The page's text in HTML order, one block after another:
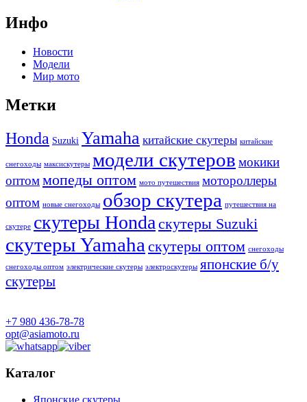
Инфо
Новости
Модели
Мир мото
Метки
Honda Suzuki Yamaha китайские скутеры китайские
снегоходы максискутеры модели скутеров мокики
оптоммопеды оптом мото путешествия мотороллеры
оптом новые снегоходы обзор скутера путешествия на
скутере скутеры Hondaскутеры Suzuki
скутеры Yamaha скутеры оптом снегоходы
снегоходы оптом электрические скутеры электроскутеры японские б/у
скутеры
+7 980 436-78-78
opt@asiamoto.ru
Каталог
Японские скутеры